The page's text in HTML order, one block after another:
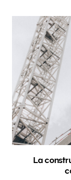
La